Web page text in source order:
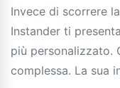
Invece di scorrere
Instander ti
più personalizzato.
complessa. La sua